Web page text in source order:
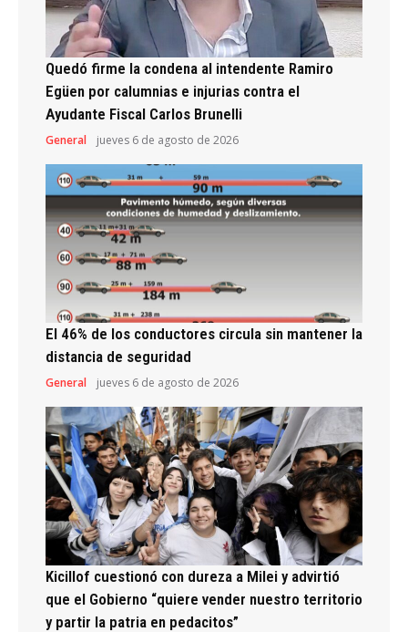
Quedó firme la condena al intendente Ramiro
Egüen por calumnias e injurias contra el
Ayudante Fiscal Carlos Brunelli
General jueves 6 de agosto de 2026
El 46% de los conductores circula sin mantener la
distancia de seguridad
General jueves 6 de agosto de 2026
Kicillof cuestionó con dureza a Milei y advirtió
que el Gobierno “quiere vender nuestro territorio
y partir la patria en pedacitos”